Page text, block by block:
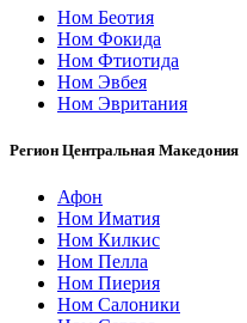
Ном Беотия
Ном Фокида
Ном Фтиотида
Ном Эвбея
Ном Эвритания
Регион Центральная Македония
Афон
Ном Иматия
Ном Килкис
Ном Пелла
Ном Пиерия
Ном Салоники